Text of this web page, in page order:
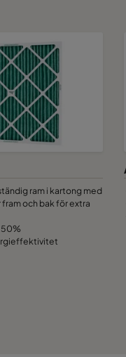
ram i kartong med
och bak för extra
50%